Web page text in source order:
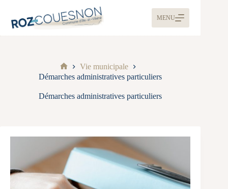
MENU
Vie municipale
Démarches administratives particuliers
Démarches administratives particuliers